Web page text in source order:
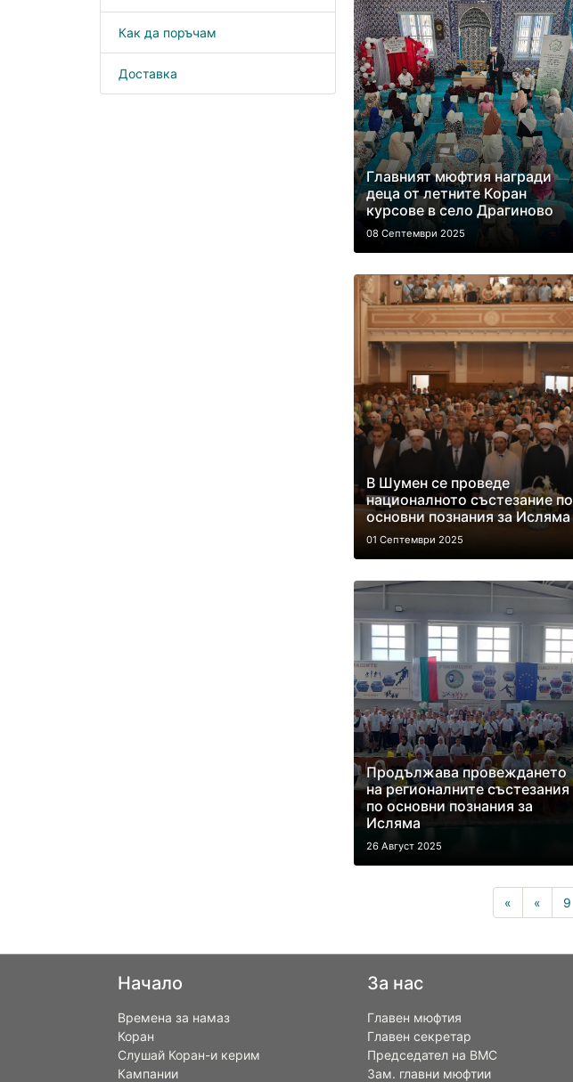
Как да поръчам
Доставка
Главният мюфтия награди
деца от летните Коран
курсове в село Драгиново
08 Септември 2025
В Шумен се проведе
националното състезание по
основни познания за Исляма
01 Септември 2025
Продължава провеждането
на регионалните състезания
по основни познания за
Исляма
26 Август 2025
« « 9
Начало
Времена за намаз
Коран
Слушай Коран-и керим
Кампании
За нас
Главен мюфтия
Главен секретар
Председател на ВМС
Зам. главни мюфтии